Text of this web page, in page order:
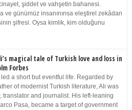
şiddet ve vahşetin bahanesi.
ve günümüz insanınınsa eleştirel zekâdan
şifresi. Oysa kimlik, kim olduğunu
magical tale of Turkish love and loss in
Forbes
a short but eventful life. Regarded by
of modernist Turkish literature, Ali was
translator and journalist. His left-leaning
Pasa, became a target of government